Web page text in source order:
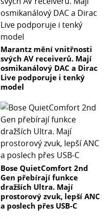
Marantz mění vnitřnosti
svých AV receiverů. Mají
osmikanálový DAC a Dirac
Live podporuje i tenký
model
Bose QuietComfort 2nd
Gen přebírají funkce
dražších Ultra. Mají
prostorový zvuk, lepší ANC
a poslech přes USB-C